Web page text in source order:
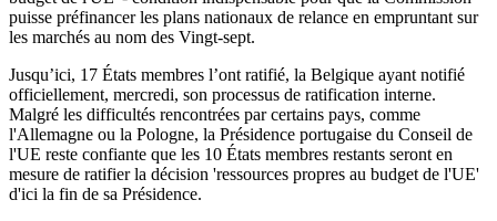
puisse préfinancer les plans nationaux de relance en empruntant sur
les marchés au nom des Vingt-sept.
Jusqu’ici, 17 États membres l’ont ratifié, la Belgique ayant notifié
officiellement, mercredi, son processus de ratification interne.
Malgré les difficultés rencontrées par certains pays, comme
l'Allemagne ou la Pologne, la Présidence portugaise du Conseil de
l'UE reste confiante que les 10 États membres restants seront en
mesure de ratifier la décision 'ressources propres au budget de l'UE'
d'ici la fin de sa Présidence.